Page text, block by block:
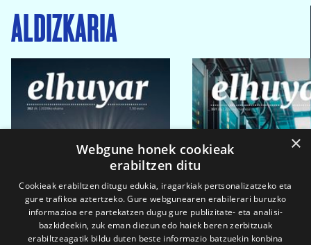
ALDIZKARIA
×
Webgune honek cookieak
erabiltzen ditu
Cookieak erabiltzen ditugu edukia, iragarkiak pertsonalizatzeko eta
gure trafikoa aztertzeko. Gure webgunearen erabilerari buruzko
informazioa ere partekatzen dugu gure publizitate- eta analisi-
bazkideekin, zuk eman diezun edo haiek beren zerbitzuak
erabiltzeagatik bildu duten beste informazio batzuekin konbina